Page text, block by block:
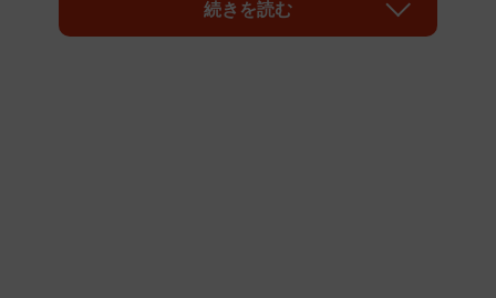
続きを読む